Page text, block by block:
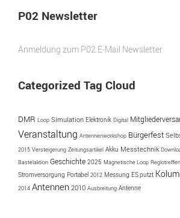
P02 Newsletter
Anmeldung zum P02 E-Mail Newsletter
Categorized Tag Cloud
DMR Loop Simulation Elektronik Digital
Veranstaltung Antennenworkshop Bürgerfest
2015 Versteigerung Zeitungsartikel Akku Messtechnik
Bastelaktion Geschichte 2025 Magnetische Loop Regiotreffen
Stromversorgung Portabel 2012 Messung ES putzt
2014 Antennen 2010 Ausbreitung Antenne